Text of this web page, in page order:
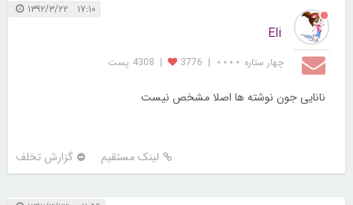
۱۷:۱۰ ۱۳۹۲/۳/۲۲
Eli
چهار ستاره ⋆⋆⋆⋆ |
3776
| 4308 پست
نانایی جون نوشته ها اصلا مشخص نیست
لینک مستقیم گزارش تخلف